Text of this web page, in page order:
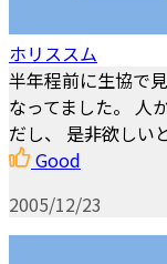
ホリススム
半年程前に生協で
なってました。 人
だし、 是非欲しい
Good
2005/12/23